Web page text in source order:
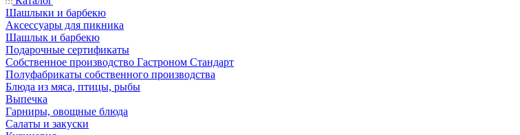
Шашлыки и барбекю
Аксессуары для пикника
Шашлык и барбекю
Подарочные сертификаты
Собственное производство Гастроном Стандарт
Полуфабрикаты собственного производства
Блюда из мяса, птицы, рыбы
Выпечка
Гарниры, овощные блюда
Салаты и закуски